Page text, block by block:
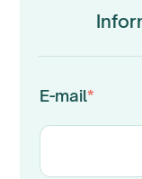
E-mail*